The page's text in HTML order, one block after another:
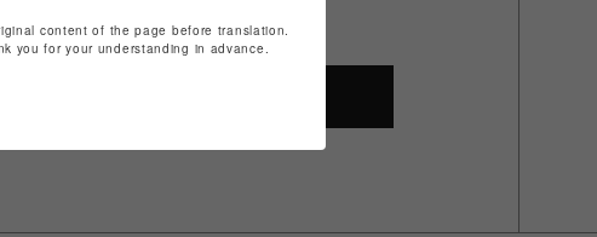
content of the page before translation.
you for your understanding in advance.